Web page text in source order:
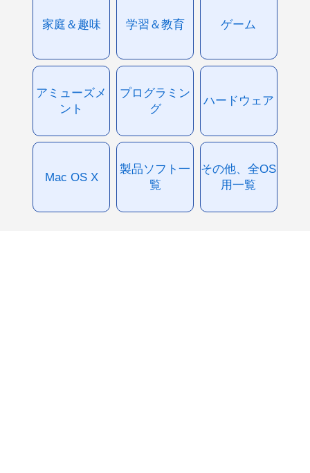
家庭＆趣味 学習＆教育 ゲーム
アミューズメ
ント
プログラミン
グ
ハードウェア
Mac OS X
製品ソフト一
覧
その他、全OS
用一覧